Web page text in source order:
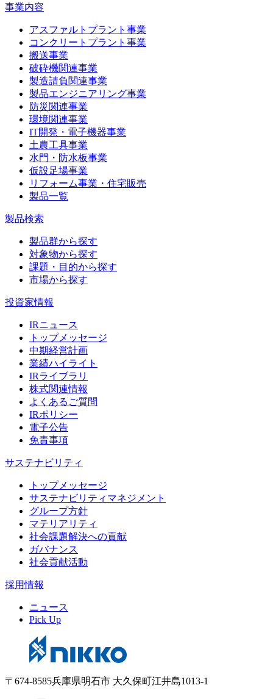
事業内容
アスファルトプラント事業
コンクリートプラント事業
搬送事業
破砕機関連事業
製造請負関連事業
製品エンジニアリング事業
防災関連事業
環境関連事業
IT開発・電子機器事業
土農工具事業
水門・防水板事業
仮設足場事業
リフォーム事業・住宅販売
製品一覧
製品検索
製品群から探す
対象物から探す
課題・目的から探す
市場から探す
投資家情報
IRニュース
トップメッセージ
中期経営計画
業績ハイライト
IRライブラリ
株式関連情報
よくあるご質問
IRポリシー
電子公告
免責事項
サステナビリティ
トップメッセージ
サステナビリティマネジメント
グループ方針
マテリアリティ
社会課題解決への貢献
ガバナンス
社会貢献活動
採用情報
ニュース
Pick Up
〒674-8585兵庫県明石市 大久保町江井島1013-1